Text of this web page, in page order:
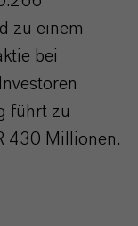
zu einem
bei
führt zu
430 Millionen.